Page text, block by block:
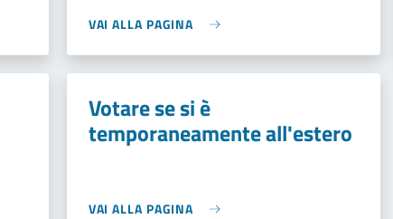
VAI ALLA PAGINA
Votare se si è
temporaneamente all'estero
VAI ALLA PAGINA